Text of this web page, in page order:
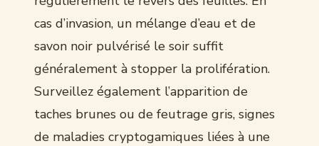
cas d’invasion, un mélange d’eau et de
savon noir pulvérisé le soir suffit
généralement à stopper la prolifération.
Surveillez également l’apparition de
taches brunes ou de feutrage gris, signes
de maladies cryptogamiques liées à une